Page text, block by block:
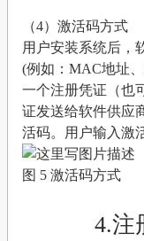
（4）激活码方式
用户安装系统后，
(例如：MAC地址
一个注册凭证（也
证发送给软件供应
活码。用户输入激
图 5 激活码方式
4.注